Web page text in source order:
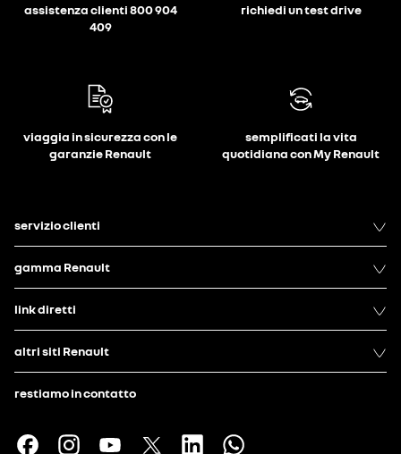
assistenza clienti 800 904
409
richiedi un test drive
viaggia in sicurezza con le
garanzie Renault
semplificati la vita
quotidiana con My Renault
servizio clienti
gamma Renault
link diretti
altri siti Renault
restiamo in contatto